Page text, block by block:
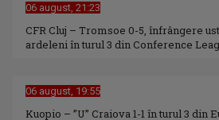
IOAN CRISTIAN - TĂRAN
Interpret și realizator al emisiunilor
06 august, 21:23
CFR Cluj – Tromsoe 0-5, înfrângere
ardeleni în turul 3 din Conference
06 august, 19:55
Kuopio – ”U” Craiova 1-1 în turul 3 din